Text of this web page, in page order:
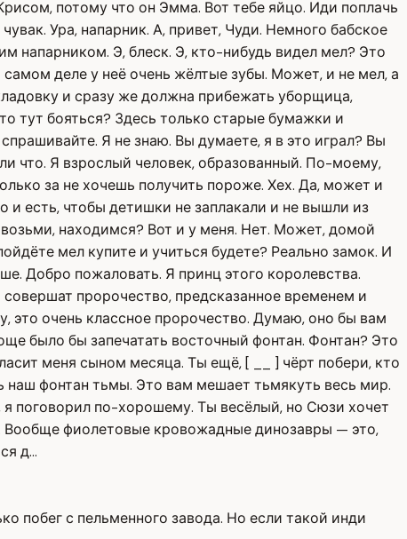
потому что он Эмма. Вот тебе яйцо. Иди поплачь
Ура, напарник. А, привет, Чуди. Немного бабское
напарником. Э, блеск. Э, кто-нибудь видел мел? Это
самом деле у неё очень жёлтые зубы. Может, и не мел, а
и сразу же должна прибежать уборщица,
тут бояться? Здесь только старые бумажки и
Я не знаю. Вы думаете, я в это играл? Вы
что. Я взрослый человек, образованный. По-моему,
за не хочешь получить пороже. Хех. Да, может и
и есть, чтобы детишки не заплакали и не вышли из
находимся? Вот и у меня. Нет. Может, домой
мел купите и учиться будете? Реально замок. И
Добро пожаловать. Я принц этого королевства.
пророчество, предсказанное временем и
это очень классное пророчество. Думаю, оно бы вам
было бы запечатать восточный фонтан. Фонтан? Это
меня сыном месяца. Ты ещё, [ __ ] чёрт побери, кто
наш фонтан тьмы. Это вам мешает тьмякуть весь мир.
я поговорил по-хорошему. Ты весёлый, но Сюзи хочет
Вообще фиолетовые кровожадные динозавры — это,
д...
побег с пельменного завода. Но если такой инди